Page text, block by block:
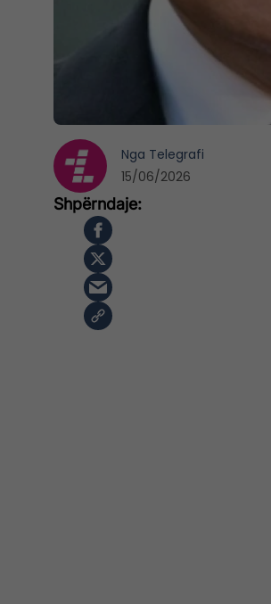
Nga Telegrafi
15/06/2026